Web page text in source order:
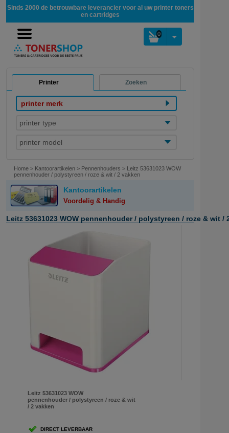
Sinds 2000 de betrouwbare leverancier voor al uw printer toners
en cartridges
0
Printer Zoeken
printer merk
printer type
printer model
Home > Kantoorartikelen > Pennenhouders > Leitz 53631023 WOW
pennenhouder / polystyreen / roze & wit / 2 vakken
Kantoorartikelen
Voordelig & Handig
Leitz 53631023 WOW pennenhouder / polystyreen / roze & wit /
Leitz 53631023 WOW
pennenhouder / polystyreen / roze & wit
/ 2 vakken
DIRECT LEVERBAAR